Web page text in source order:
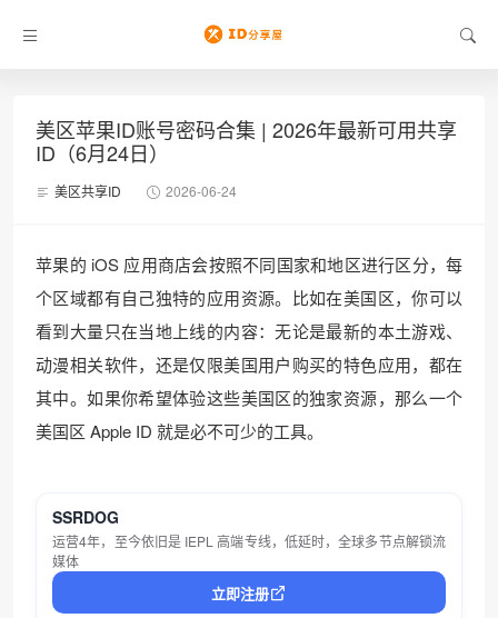
美区苹果ID账号密码合集 | 2026年最新可用共享
ID（6月24日）
美区共享ID 2026-06-24
苹果的 iOS 应用商店会按照不同国家和地区进行区分，每
个区域都有自己独特的应用资源。比如在美国区，你可以
看到大量只在当地上线的内容：无论是最新的本土游戏、
动漫相关软件，还是仅限美国用户购买的特色应用，都在
其中。如果你希望体验这些美国区的独家资源，那么一个
美国区 Apple ID 就是必不可少的工具。
SSRDOG
运营4年，至今依旧是 IEPL 高端专线，低延时，全球多节点解锁流
媒体
立即注册